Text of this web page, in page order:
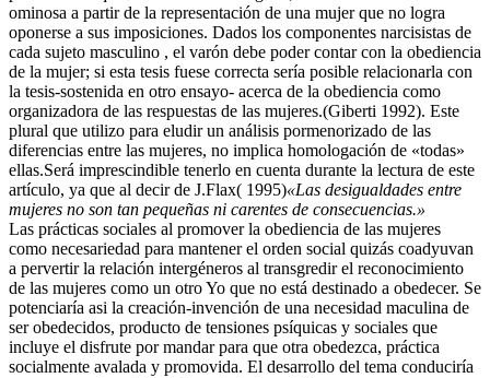
ominosa a partir de la representación de una mujer que no logra
oponerse a sus imposiciones. Dados los componentes narcisistas de
cada sujeto masculino , el varón debe poder contar con la obediencia
de la mujer; si esta tesis fuese correcta sería posible relacionarla con
la tesis-sostenida en otro ensayo- acerca de la obediencia como
organizadora de las respuestas de las mujeres.(Giberti 1992). Este
plural que utilizo para eludir un análisis pormenorizado de las
diferencias entre las mujeres, no implica homologación de «todas»
ellas.Será imprescindible tenerlo en cuenta durante la lectura de este
artículo, ya que al decir de J.Flax( 1995)«Las desigualdades entre
mujeres no son tan pequeñas ni carentes de consecuencias.»
Las prácticas sociales al promover la obediencia de las mujeres
como necesariedad para mantener el orden social quizás coadyuvan
a pervertir la relación intergéneros al transgredir el reconocimiento
de las mujeres como un otro Yo que no está destinado a obedecer. Se
potenciaría asi la creación-invención de una necesidad maculina de
ser obedecidos, producto de tensiones psíquicas y sociales que
incluye el disfrute por mandar para que otra obedezca, práctica
socialmente avalada y promovida. El desarrollo del tema conduciría